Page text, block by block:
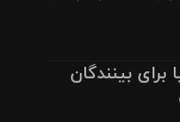
برای بینندگان